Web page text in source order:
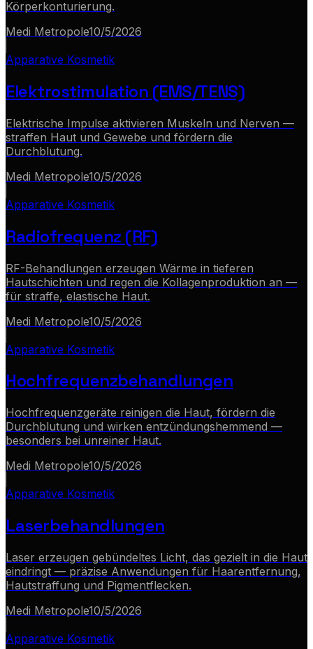
Körperkonturierung.
Medi Metropole10/5/2026
Apparative Kosmetik
Elektrostimulation (EMS/TENS)
Elektrische Impulse aktivieren Muskeln und Nerven —
straffen Haut und Gewebe und fördern die
Durchblutung.
Medi Metropole10/5/2026
Apparative Kosmetik
Radiofrequenz (RF)
RF-Behandlungen erzeugen Wärme in tieferen
Hautschichten und regen die Kollagenproduktion an —
für straffe, elastische Haut.
Medi Metropole10/5/2026
Apparative Kosmetik
Hochfrequenzbehandlungen
Hochfrequenzgeräte reinigen die Haut, fördern die
Durchblutung und wirken entzündungshemmend —
besonders bei unreiner Haut.
Medi Metropole10/5/2026
Apparative Kosmetik
Laserbehandlungen
Laser erzeugen gebündeltes Licht, das gezielt in die Haut
eindringt — präzise Anwendungen für Haarentfernung,
Hautstraffung und Pigmentflecken.
Medi Metropole10/5/2026
Apparative Kosmetik